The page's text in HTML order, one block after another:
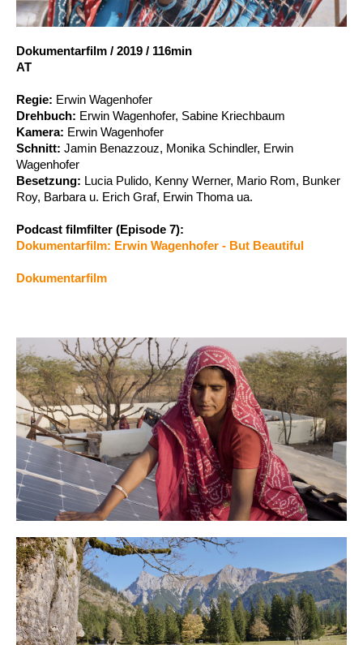
Account
Dokumentarfilm / 2019 / 116min
AT
Regie: Erwin Wagenhofer
Drehbuch: Erwin Wagenhofer, Sabine Kriechbaum
Kamera: Erwin Wagenhofer
Schnitt: Jamin Benazzouz, Monika Schindler, Erwin
Wagenhofer
Besetzung: Lucia Pulido, Kenny Werner, Mario Rom, Bunker
Roy, Barbara u. Erich Graf, Erwin Thoma ua.
Podcast filmfilter (Episode 7):
Dokumentarfilm: Erwin Wagenhofer - But Beautiful
Dokumentarfilm